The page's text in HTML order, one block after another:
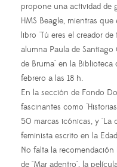
propone una actividad de
HMS Beagle, mientras
libro "Tú eres el creador
alumna Paula de
de Bruma" en la
febrero a las 18 h.
En la sección de Fondo
fascinantes como
50 marcas icónicas, y "La
feminista escrito en la
No falta la
de "Mar adentro", la